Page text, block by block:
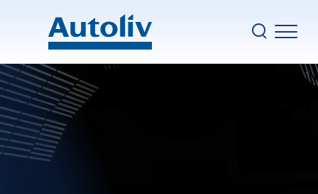
企業情報
安全ソリューション
BACK
エアバッグ
シートベルト
ステアリングホイール
サステナビリティ
イノベーション